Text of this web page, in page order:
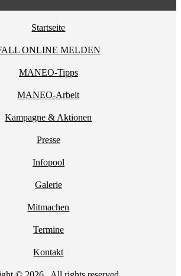
Startseite
ONLINE MELDEN
MANEO-Tipps
MANEO-Arbeit
Kampagne & Aktionen
Presse
Infopool
Galerie
Mitmachen
Termine
Kontakt